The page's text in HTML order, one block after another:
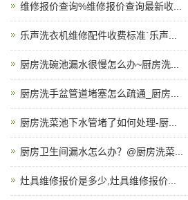
维修报价查询%维修报价查询最新收...
乐声洗衣机维修配件收费标准`乐声...
厨房洗碗池漏水很慢怎么办~厨房洗...
厨房洗手盆管道堵塞怎么疏通_厨房...
厨房洗菜池下水管堵了如何处理-厨...
厨房卫生间漏水怎么办？@厨房洗菜...
灶具维修报价是多少,灶具维修报价...